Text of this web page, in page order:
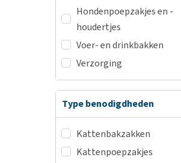
Hondenpoepzakjes en -
houdertjes
Voer- en drinkbakken
Verzorging
Type benodigdheden
Kattenbakzakken
Kattenpoepzakjes